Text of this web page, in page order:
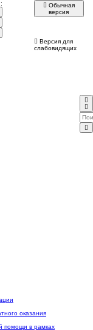
Обычная
версия
Версия для
слабовидящих
оказания
помощи в рамках